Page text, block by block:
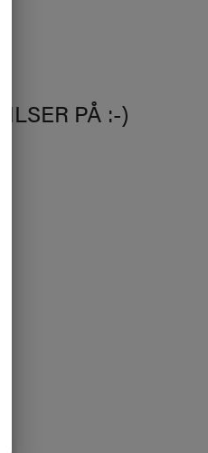
PÅ :-)